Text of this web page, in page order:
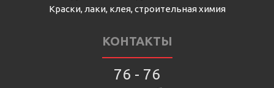
Краски, лаки, клея, строительная химия
КОНТАКТЫ
76 - 76